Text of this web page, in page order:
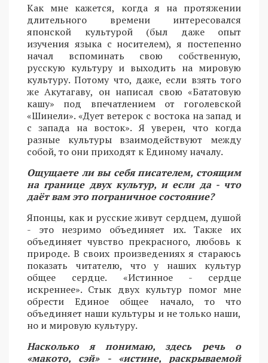
Как мне кажется, когда я на протяжении
длительного времени интересовался
японской культурой (был даже опыт
изучения языка с носителем), я постепенно
начал вспоминать свою собственную,
русскую культуру и выходить на мировую
культуру. Потому что, даже, если взять того
же Акутагаву, он написал свою «Бататовую
кашу» под впечатлением от гоголевской
«Шинели». «Дует ветерок с востока на запад и
с запада на восток». Я уверен, что когда
разные культуры взаимодействуют между
собой, то они приходят к Единому началу.
Ощущаете ли вы себя писателем, стоящим
на границе двух культур, и если да - что
даёт вам это пограничное состояние?
Японцы, как и русские живут сердцем, душой
- это незримо объединяет их. Также их
объединяет чувство прекрасного, любовь к
природе. В своих произведениях я стараюсь
показать читателю, что у наших культур
общее сердце. «Истинное - сердце
искреннее». Стык двух культур помог мне
обрести Единое общее начало, то что
объединяет наши культуры и не только наши,
но и мировую культуру.
Насколько я понимаю, здесь речь о
«макото, сэй» - «истине, раскрываемой